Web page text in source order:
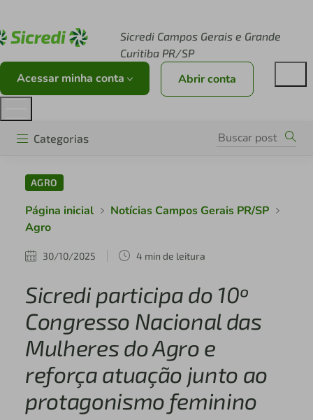
Sicredi Campos Gerais e Grande
Curitiba PR/SP
Acessar minha conta Abrir conta
Categorias
AGRO
Página inicial
Notícias Campos Gerais PR/SP
Agro
30/10/2025 4 min de leitura
Sicredi participa do 10º
Congresso Nacional das
Mulheres do Agro e
reforça atuação junto ao
protagonismo feminino